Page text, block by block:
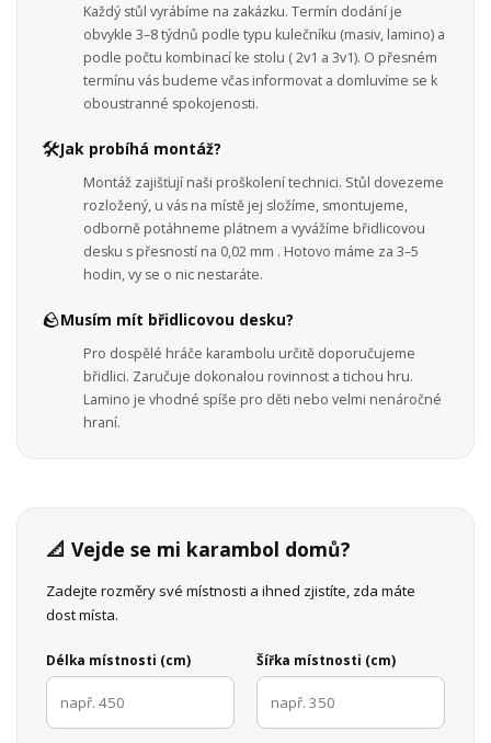
Každý stůl vyrábíme na zakázku. Termín dodání je
obvykle 3–8 týdnů podle typu kulečníku (masiv, lamino) a
podle počtu kombinací ke stolu ( 2v1 a 3v1). O přesném
termínu vás budeme včas informovat a domluvíme se k
oboustranné spokojenosti.
🛠️Jak probíhá montáž?
Montáž zajišťují naši proškolení technici. Stůl dovezeme
rozložený, u vás na místě jej složíme, smontujeme,
odborně potáhneme plátnem a vyvážíme břidlicovou
desku s přesností na 0,02 mm . Hotovo máme za 3–5
hodin, vy se o nic nestaráte.
🪨Musím mít břidlicovou desku?
Pro dospělé hráče karambolu určitě doporučujeme
břidlici. Zaručuje dokonalou rovinnost a tichou hru.
Lamino je vhodné spíše pro děti nebo velmi nenáročné
hraní.
📐 Vejde se mi karambol domů?
Zadejte rozměry své místnosti a ihned zjistíte, zda máte
dost místa.
Délka místnosti (cm) Šířka místnosti (cm)